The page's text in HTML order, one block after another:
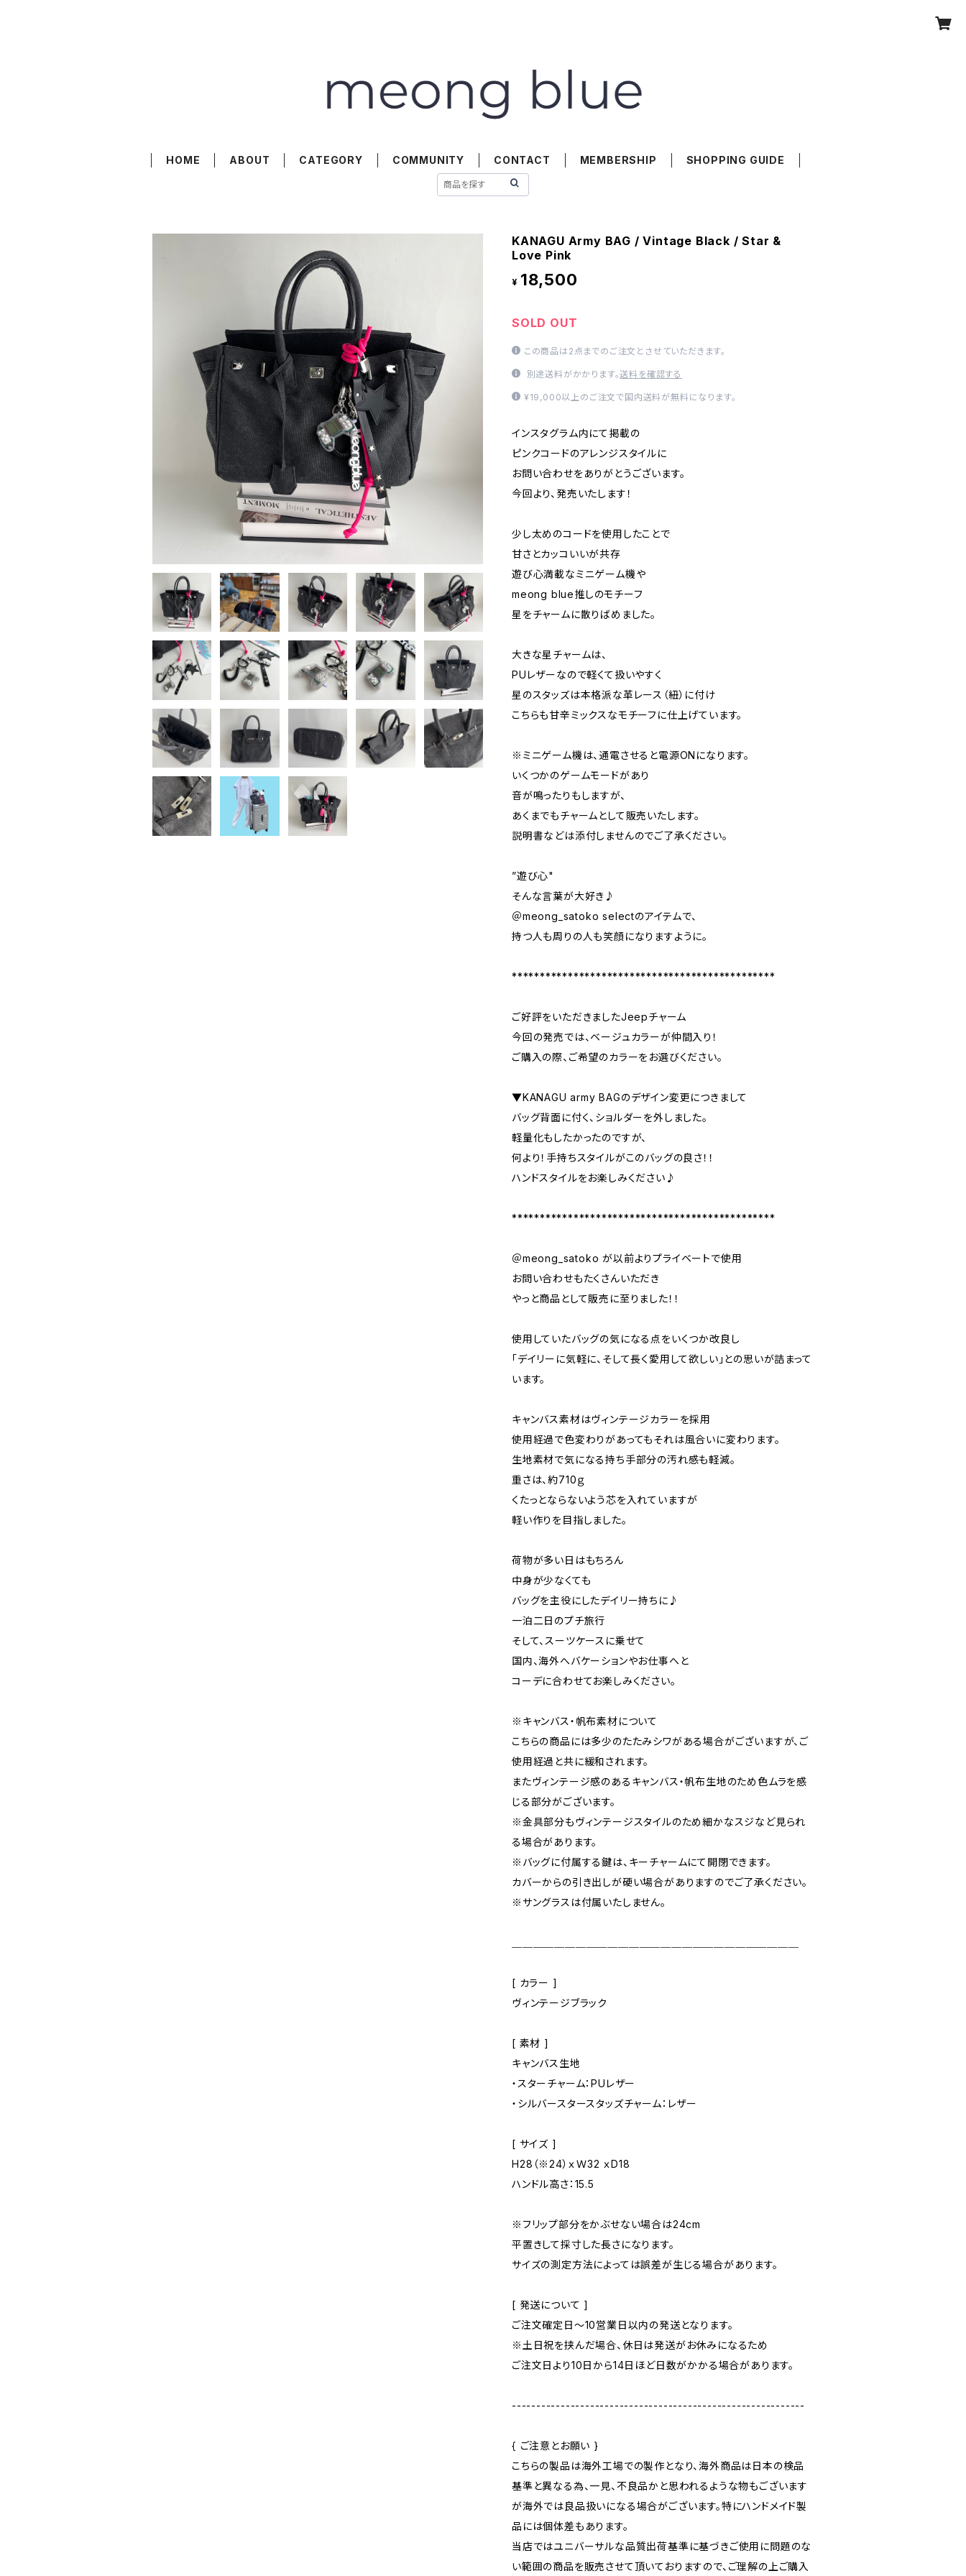
HOME ABOUT CATEGORY COMMUNITY CONTACT MEMBERSHIP SHOPPING GUIDE
KANAGU Army BAG / Vintage Black / Star &
Love Pink
¥ 18,500
SOLD OUT
この商品は2点までのご注文とさせていただきます。
別途送料がかかります。送料を確認する
¥19,000以上のご注文で国内送料が無料になります。
インスタグラム内にて掲載の
ピンクコードのアレンジスタイルに
お問い合わせをありがとうございます。
今回より、発売いたします！
少し太めのコードを使用したことで
甘さとカッコいいが共存
遊び心満載なミニゲーム機や
meong blue推しのモチーフ
星をチャームに散りばめました。
大きな星チャームは、
PUレザーなので軽くて扱いやすく
星のスタッズは本格派な革レース（紐）に付け
こちらも甘辛ミックスなモチーフに仕上げています。
※ミニゲーム機は、通電させると電源ONになります。
いくつかのゲームモードがあり
音が鳴ったりもしますが、
あくまでもチャームとして販売いたします。
説明書などは添付しませんのでご了承ください。
”遊び心"
そんな言葉が大好き♪
＠meong_satoko selectのアイテムで、
持つ人も周りの人も笑顔になりますように。
***********************************************
ご好評をいただきましたJeepチャーム
今回の発売では、ベージュカラーが仲間入り！
ご購入の際、ご希望のカラーをお選びください。
▼KANAGU army BAGのデザイン変更につきまして
バッグ背面に付く、ショルダーを外しました。
軽量化もしたかったのですが、
何より！手持ちスタイルがこのバッグの良さ！！
ハンドスタイルをお楽しみください♪
***********************************************
＠meong_satoko が以前よりプライベートで使用
お問い合わせもたくさんいただき
やっと商品として販売に至りました！！
使用していたバッグの気になる点をいくつか改良し
「デイリーに気軽に、そして長く愛用して欲しい」との思いが詰まって
います。
キャンバス素材はヴィンテージカラーを採用
使用経過で色変わりがあってもそれは風合いに変わります。
生地素材で気になる持ち手部分の汚れ感も軽減。
重さは、約710ｇ
くたっとならないよう芯を入れていますが
軽い作りを目指しました。
荷物が多い日はもちろん
中身が少なくても
バッグを主役にしたデイリー持ちに♪
一泊二日のプチ旅行
そして、スーツケースに乗せて
国内、海外へバケーションやお仕事へと
コーデに合わせてお楽しみください。
※キャンバス・帆布素材について
こちらの商品には多少のたたみシワがある場合がございますが、ご
使用経過と共に緩和されます。
またヴィンテージ感のあるキャンバス・帆布生地のため色ムラを感
じる部分がございます。
※金具部分もヴィンテージスタイルのため細かなスジなど見られ
る場合があります。
※バッグに付属する鍵は、キーチャームにて開閉できます。
カバーからの引き出しが硬い場合がありますのでご了承ください。
※サングラスは付属いたしません。
[ カラー ]
ヴィンテージブラック
[ 素材 ]
キャンバス生地
・スターチャーム：PUレザー
・シルバースタースタッズチャーム：レザー
[ サイズ ]
H28（※24）ｘＷ32 ｘD18
ハンドル高さ：15.5
※フリップ部分をかぶせない場合は24cm
平置きして採寸した長さになります。
サイズの測定方法によっては誤差が生じる場合があります。
[ 発送について ]
ご注文確定日〜10営業日以内の発送となります。
※土日祝を挟んだ場合、休日は発送がお休みになるため
ご注文日より10日から14日ほど日数がかかる場合があります。
------------------------------------------------------------
{ ご注意とお願い }
こちらの製品は海外工場での製作となり、海外商品は日本の検品
基準と異なる為、一見、不良品かと思われるような物もございます
が海外では良品扱いになる場合がございます。特にハンドメイド製
品には個体差もあります。
当店ではユニバーサルな品質出荷基準に基づきご使用に問題のな
い範囲の商品を販売させて頂いておりますので、ご理解の上ご購入